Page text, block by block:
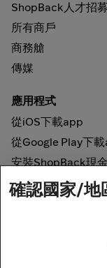
ShopBack人才招募
所有商戶
商務艙
傳媒
應用程式
從iOS下載app
從Google Play下
安裝ShopBack現
如何運作
確認國家/地